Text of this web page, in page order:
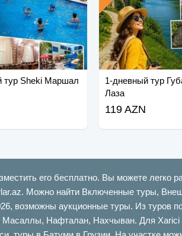
тур Sheki Маршал
1-дневный тур
Лаза
119 AZN
его бесплатно. Вы можете легко
Можно найти Включенные туры,
возможны аукционные туры. Из туров
Нафталан, Нахчыван. Для Xarici